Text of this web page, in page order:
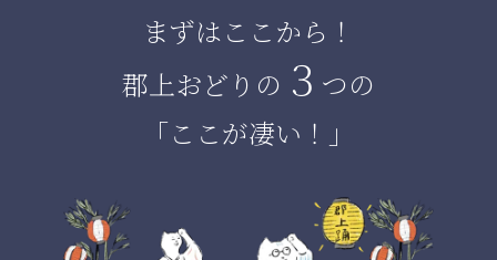
まずはここから！
郡上おどりの ３ つの
「ここが凄い！」